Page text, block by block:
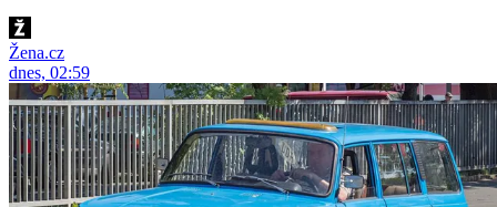
Žena.cz
dnes, 02:59